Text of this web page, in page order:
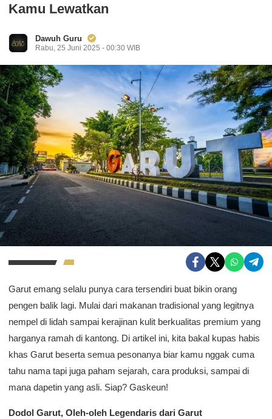
Kamu Lewatkan
Dawuh Guru
Rabu, 25 Juni 2025 - 00:30 WIB
Garut emang selalu punya cara tersendiri buat bikin orang
pengen balik lagi. Mulai dari makanan tradisional yang legitnya
nempel di lidah sampai kerajinan kulit berkualitas premium yang
harganya ramah di kantong. Di artikel ini, kita bakal kupas habis
khas Garut beserta semua pesonanya biar kamu nggak cuma
tahu nama tapi juga paham sejarah, cara produksi, sampai di
mana dapetin yang asli. Siap? Gaskeun!
Dodol Garut, Oleh-oleh Legendaris dari Garut